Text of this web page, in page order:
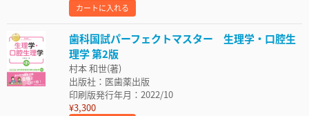
カートに入れる
歯科国試パーフェクトマスター 生理学・口腔生
理学 第2版
村本 和世(著)
出版社：医歯薬出版
印刷版発行年月：2022/10
¥3,300